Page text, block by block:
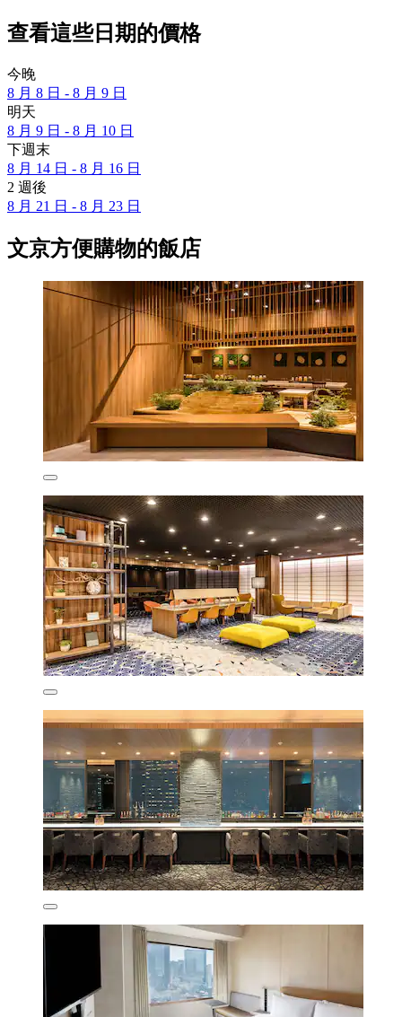
查看這些日期的價格
今晚
8 月 8 日 - 8 月 9 日
明天
8 月 9 日 - 8 月 10 日
下週末
8 月 14 日 - 8 月 16 日
2 週後
8 月 21 日 - 8 月 23 日
文京方便購物的飯店